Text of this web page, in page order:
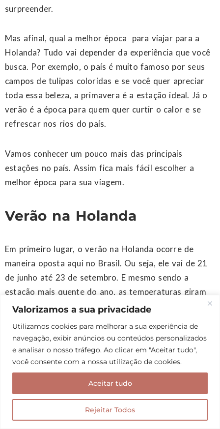
Valorizamos a sua privacidade
Utilizamos cookies para melhorar a sua experiência de
navegação, exibir anúncios ou conteúdos personalizados
e analisar o nosso tráfego. Ao clicar em "Aceitar tudo",
você consente com a nossa utilização de cookies.
Rejeitar Todos
Aceitar tudo
surpreender.
Mas afinal, qual a melhor época para viajar para a
Holanda? Tudo vai depender da experiência que você
busca. Por exemplo, o país é muito famoso por seus
campos de tulipas coloridas e se você quer apreciar
toda essa beleza, a primavera é a estação ideal. Já o
verão é a época para quem quer curtir o calor e se
refrescar nos rios do país.
Vamos conhecer um pouco mais das principais
estações no país. Assim fica mais fácil escolher a
melhor época para sua viagem.
Verão na Holanda
Em primeiro lugar, o verão na Holanda ocorre de
maneira oposta aqui no Brasil. Ou seja, ele vai de 21
de junho até 23 de setembro. E mesmo sendo a
estação mais quente do ano, as temperaturas giram
em torno de 24ºC.
Durante o verão, o clima fica super convidativo para
um passeio de barco, fazer piqueniques ao ar livre e
até nadar nos rios. E o melhor de tudo é que nessa
estação os dias costumam ser mais longos, com o sol
nascendo por volta de 6h e se pondo às 22h. Ótimo
para aproveitar bastante a cidade que você estiver
visitando.